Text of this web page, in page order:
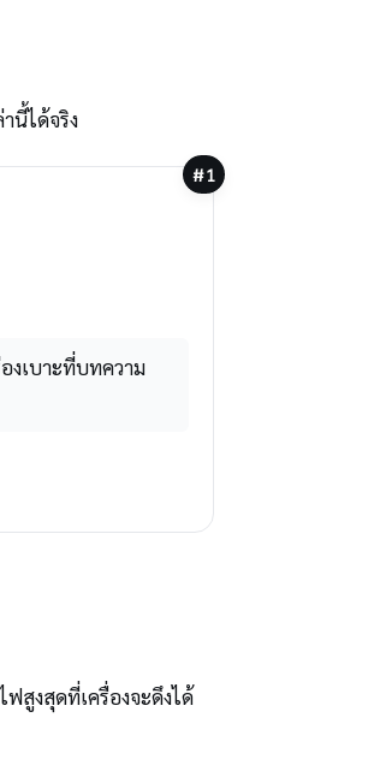
นี้ได้จริง
#1
งเบาะที่บทความ
ฟสูงสุดที่เครื่องจะดึงได้